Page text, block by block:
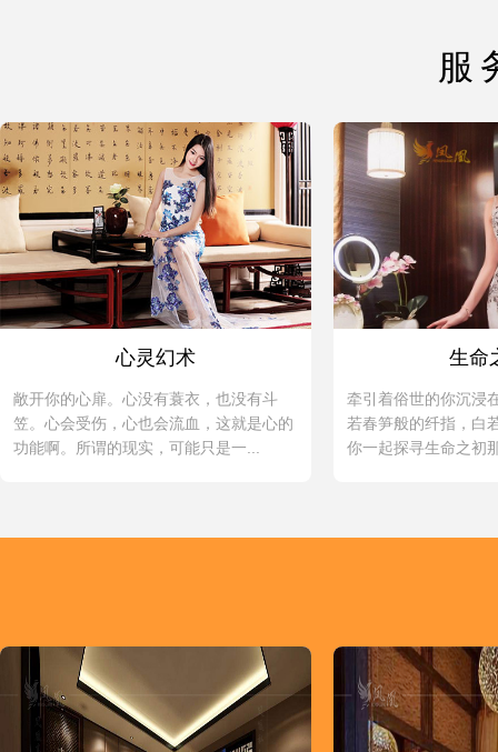
服
心灵幻术
敞开你的心扉。心没有蓑衣，也没有斗
笠。心会受伤，心也会流血，这就是心的
功能啊。所谓的现实，可能只是一...
生命
牵引着俗世的你沉浸
若春笋般的纤指，白
你一起探寻生命之初